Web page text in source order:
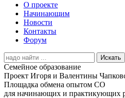
О проекте
Начинающим
Новости
Контакты
Форум
Search
for:
Семейное образование
Проект Игоря и Валентины
Площадка обмена опытом СО
для начинающих и практикующих